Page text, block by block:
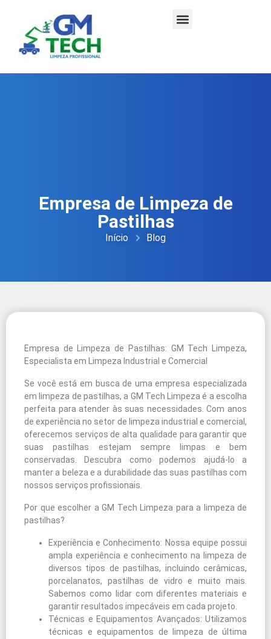
Empresa de Limpeza de
Pastilhas
Início Blog
Empresa de Limpeza de Pastilhas: GM Tech Limpeza,
Especialista em Limpeza Industrial e Comercial
Se você está em busca de uma empresa especializada
em limpeza de pastilhas, a GM Tech Limpeza é a escolha
perfeita para atender às suas necessidades. Com anos
de experiência no setor de limpeza industrial e comercial,
oferecemos serviços de alta qualidade para garantir que
suas pastilhas estejam sempre limpas e bem
conservadas. Descubra como podemos ajudá-lo a
manter a beleza e a durabilidade das suas pastilhas com
nossos serviços profissionais.
Por que escolher a GM Tech Limpeza para a limpeza de
pastilhas?
Experiência e Conhecimento: Nossa equipe possui
ampla experiência e conhecimento na limpeza de
diversos tipos de pastilhas, incluindo cerâmicas,
porcelanatos, pastilhas de vidro e muito mais.
Sabemos como lidar com diferentes materiais e
garantir resultados impecáveis em cada projeto.
Técnicas e Equipamentos Avançados: Utilizamos
técnicas e equipamentos de limpeza de última